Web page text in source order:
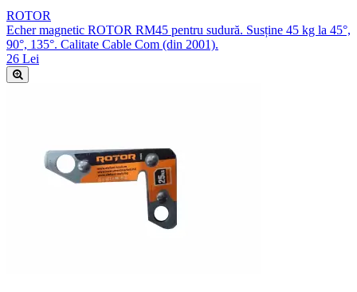
ROTOR
Echer magnetic ROTOR RM45 pentru sudură. Susține 45 kg la 45°,
90°, 135°. Calitate Cable Com (din 2001).
26 Lei